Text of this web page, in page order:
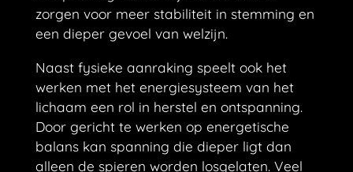
zorgen voor meer stabiliteit in stemming en
een dieper gevoel van welzijn.
Naast fysieke aanraking speelt ook het
werken met het energiesysteem van het
lichaam een rol in herstel en ontspanning.
Door gericht te werken op energetische
balans kan spanning die dieper ligt dan
alleen de spieren worden losgelaten. Veel